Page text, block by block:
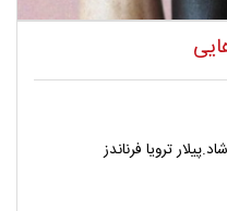
ترویا فرناندز